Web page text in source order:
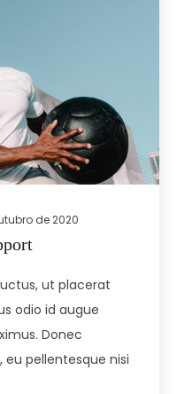
de 2020
ut placerat
odio id augue
Donec
pellentesque nisi